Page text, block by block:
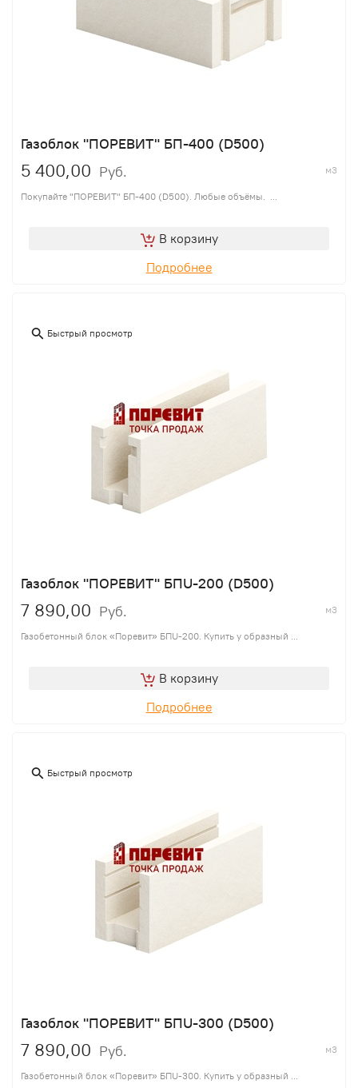
Газоблок "ПОРЕВИТ" БП-400 (D500)
5 400,00 Руб. м3
Покупайте "ПОРЕВИТ" БП-400 (D500). Любые объёмы. ...
В корзину
Подробнее
Быстрый просмотр
Газоблок "ПОРЕВИТ" БПU-200 (D500)
7 890,00 Руб. м3
Газобетонный блок «Поревит» БПU-200. Купить у образный ...
В корзину
Подробнее
Быстрый просмотр
Газоблок "ПОРЕВИТ" БПU-300 (D500)
7 890,00 Руб. м3
Газобетонный блок «Поревит» БПU-300. Купить у образный ...